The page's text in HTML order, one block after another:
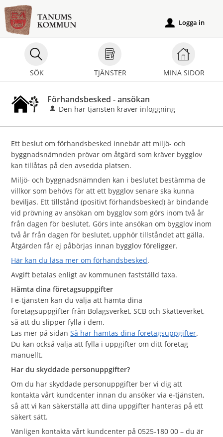
Välkommen
till
e-
tjänster
Tanums
SÖK TJÄNSTER MINA SIDOR
u Logga in
Förhandsbesked - ansökan
Den här tjänsten kräver inloggning
Ett beslut om förhandsbesked innebär att miljö- och
byggnadsnämnden prövar om åtgärd som kräver bygglov
kan tillåtas på den avsedda platsen.
Miljö- och byggnadsnämnden kan i beslutet bestämma de
villkor som behövs för att ett bygglov senare ska kunna
beviljas. Ett tillstånd (positivt förhandsbesked) är bindande
vid prövning av ansökan om bygglov som görs inom två år
från dagen för beslutet. Görs inte ansökan om bygglov inom
två år från dagen för beslutet, upphör tillståndet att gälla.
Åtgärden får ej påbörjas innan bygglov föreligger.
Här kan du läsa mer om förhandsbesked.
Avgift betalas enligt av kommunen fastställd taxa.
Hämta dina företagsuppgifter
I e-tjänsten kan du välja att hämta dina
företagsuppgifter från Bolagsverket, SCB och Skatteverket,
så att du slipper fylla i dem.
Läs mer på sidanSå här hämtas dina företagsuppgifter.
Du kan också välja att fylla i uppgifter om ditt företag
manuellt.
Har du skyddade personuppgifter?
Om du har skyddade personuppgifter ber vi dig att
kontakta vårt kundcenter innan du ansöker via e‑tjänsten,
så att vi kan säkerställa att dina uppgifter hanteras på ett
säkert sätt.
Vänligen kontakta vårt kundcenter på 0525‑180 00 – du är